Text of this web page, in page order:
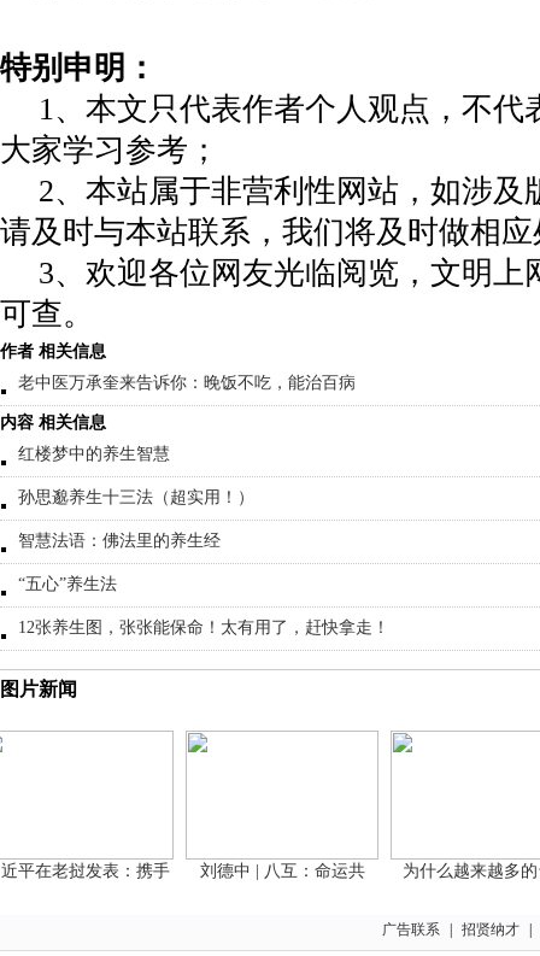
特别申明：
1、本文只代表作者个人观点，不代
大家学习参考；
2、本站属于非营利性网站，如涉及
请及时与本站联系，我们将及时做相
3、欢迎各位网友光临阅览，文明上
可查。
作者 相关信息
老中医万承奎来告诉你：晚饭不吃，能治百病
内容 相关信息
红楼梦中的养生智慧
孙思邈养生十三法（超实用！）
智慧法语：佛法里的养生经
“五心”养生法
12张养生图，张张能保命！太有用了，赶快拿走！
图片新闻
在老挝发表：携手 刘德中 | 八互：命运共 为什么越来越多的台
广告联系 招贤纳才